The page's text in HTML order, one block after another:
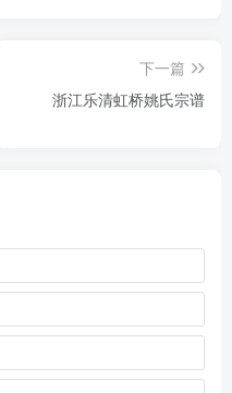
下一篇
浙江乐清虹桥姚氏宗谱